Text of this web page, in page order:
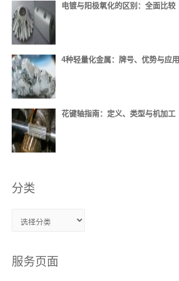
电镀与阳极氧化的区别：全面比较
4种轻量化金属：牌号、优势与应用
花键轴指南：定义、类型与机加工
分类
服务页面